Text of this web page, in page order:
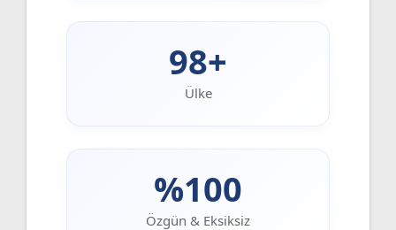
98+
Ülke
%100
Özgün & Eksiksiz